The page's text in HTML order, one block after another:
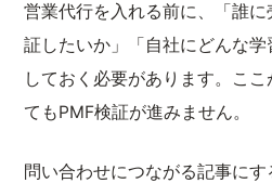
営業代行を入れる前に、「誰
証したいか」「自社にどんな
しておく必要があります。こ
てもPMF検証が進みません。
問い合わせにつながる記事に